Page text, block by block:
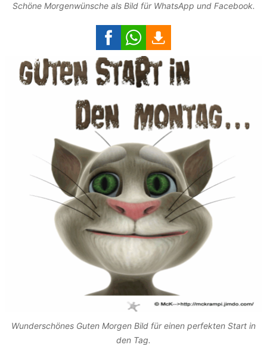
Schöne Morgenwünsche als Bild für WhatsApp und Facebook.
Wunderschönes Guten Morgen Bild für einen perfekten Start in
den Tag.